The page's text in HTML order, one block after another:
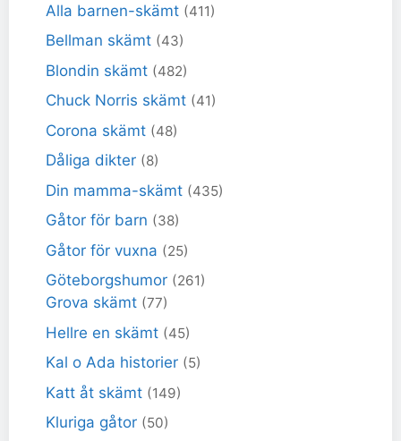
Alla barnen-skämt (411)
Bellman skämt (43)
Blondin skämt (482)
Chuck Norris skämt (41)
Corona skämt (48)
Dåliga dikter (8)
Din mamma-skämt (435)
Gåtor för barn (38)
Gåtor för vuxna (25)
Göteborgshumor (261)
Grova skämt (77)
Hellre en skämt (45)
Kal o Ada historier (5)
Katt åt skämt (149)
Kluriga gåtor (50)